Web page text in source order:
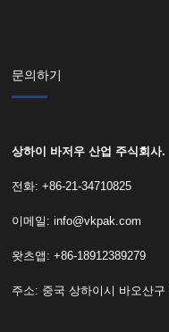
문의하기
상하이 바저우 산업 주식회사.
전화: +86-21-34710825
이메일: info@vkpak.com
왓츠앱: +86-18912389279
주소: 중국 상하이시 바오산